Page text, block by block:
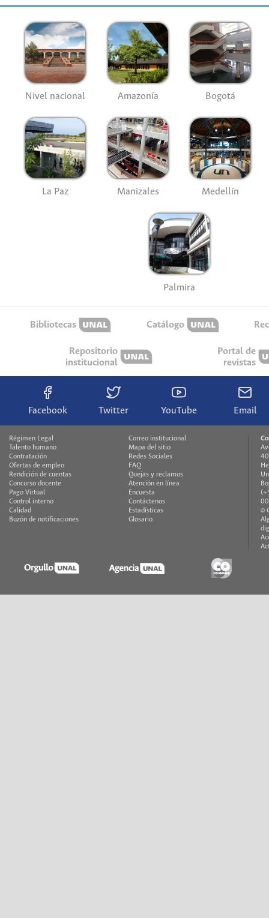
Nivel nacional Amazonía Bogotá
La Paz Manizales Medellín
Palmira
Bibliotecas Catálogo
Repositorio
institucional
Portal de
revistas
Facebook Twitter YouTube Email
Régimen Legal
Talento humano
Contratación
Ofertas de empleo
Rendición de cuentas
Concurso docente
Pago Virtual
Control interno
Calidad
Buzón de notificaciones
Correo institucional
Mapa del sitio
Redes Sociales
FAQ
Quejas y reclamos
Atención en línea
Encuesta
Contáctenos
Estadísticas
Glosario
©